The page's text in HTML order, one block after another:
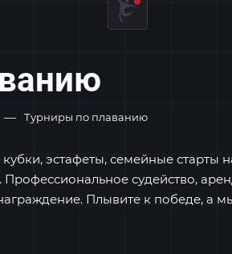
— Турниры по плаванию
эстафеты, семейные старты
судейство,
Плывите к победе, а